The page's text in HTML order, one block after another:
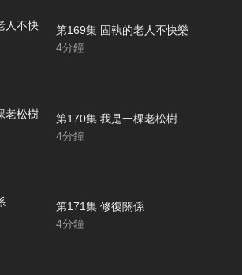
第169集 固執的老人不快樂
4分鐘
第170集 我是一棵老松樹
4分鐘
第171集 修復關係
4分鐘